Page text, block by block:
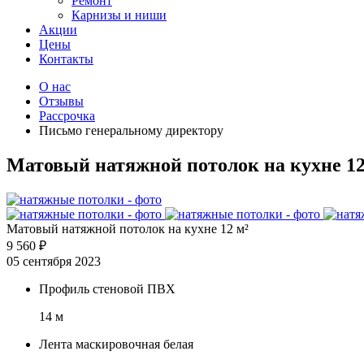
Карнизы и ниши
Акции
Цены
Контакты
О нас
Отзывы
Рассрочка
Письмо генеральному директору
Матовый натяжной потолок на кухне
Матовый натяжной потолок на кухне 12 м²
9 560 ₽
05 сентября 2023
Профиль стеновой ПВХ
14 м
Лента маскировочная белая